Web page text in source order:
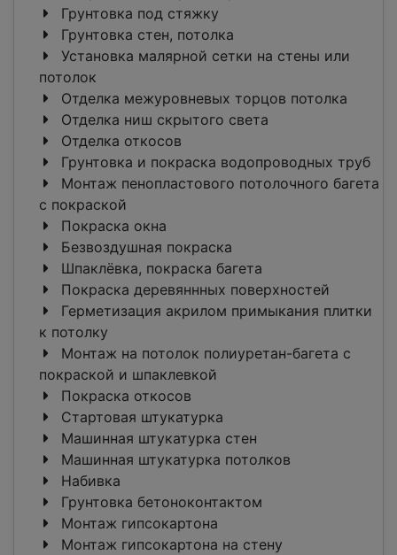
Грунтовка под стяжку
Грунтовка стен, потолка
Установка малярной сетки на стены или
потолок
Отделка межуровневых торцов потолка
Отделка ниш скрытого света
Отделка откосов
Грунтовка и покраска водопроводных труб
Монтаж пенопластового потолочного багета
c покраской
Покраска окна
Безвоздушная покраска
Шпаклёвка, покраска багета
Покраска деревяннных поверхностей
Герметизация акрилом примыкания плитки
к потолку
Монтаж на потолок полиуретан-багета c
покраской и шпаклевкой
Покраска откосов
Стартовая штукатурка
Машинная штукатурка стен
Машинная штукатурка потолков
Набивка
Грунтовка бетоноконтактом
Монтаж гипсокартона
Монтаж гипсокартона на стену